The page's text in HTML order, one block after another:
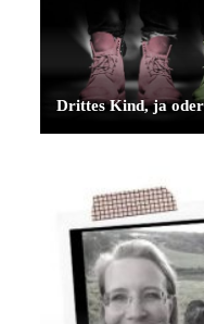
Drittes Kind, ja